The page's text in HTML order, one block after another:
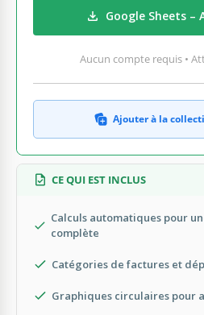
Google Sheets –
Aucun compte requis •
Ajouter à la
CE QUI EST INCLUS
Calculs automatiques pour
complète
Catégories de factures et
Graphiques circulaires pour